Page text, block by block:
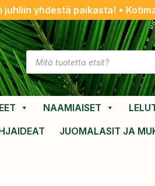
juhliin yhdestä paikasta! •
NAAMIAISET
JUOMALASIT JA